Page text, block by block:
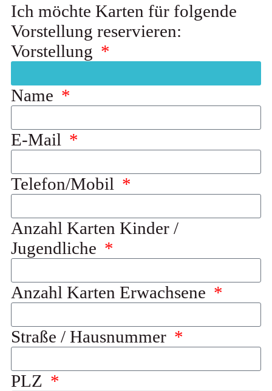
Ich möchte Karten für folgende
Vorstellung reservieren:
Vorstellung
Name
E-Mail
Telefon/Mobil
Anzahl Karten Kinder /
Jugendliche
Anzahl Karten Erwachsene
Straße / Hausnummer
PLZ